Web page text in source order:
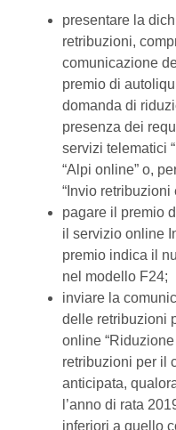
presentare la
retribuzioni,
comunicazione
premio di
domanda di
presenza dei
servizi telematici
“Alpi online” o,
“Invio
pagare il premio
il servizio online
premio indica il
nel modello F24;
inviare la
delle retribuzioni
online
retribuzioni per il
anticipata,
l’anno di rata
inferiori a quello